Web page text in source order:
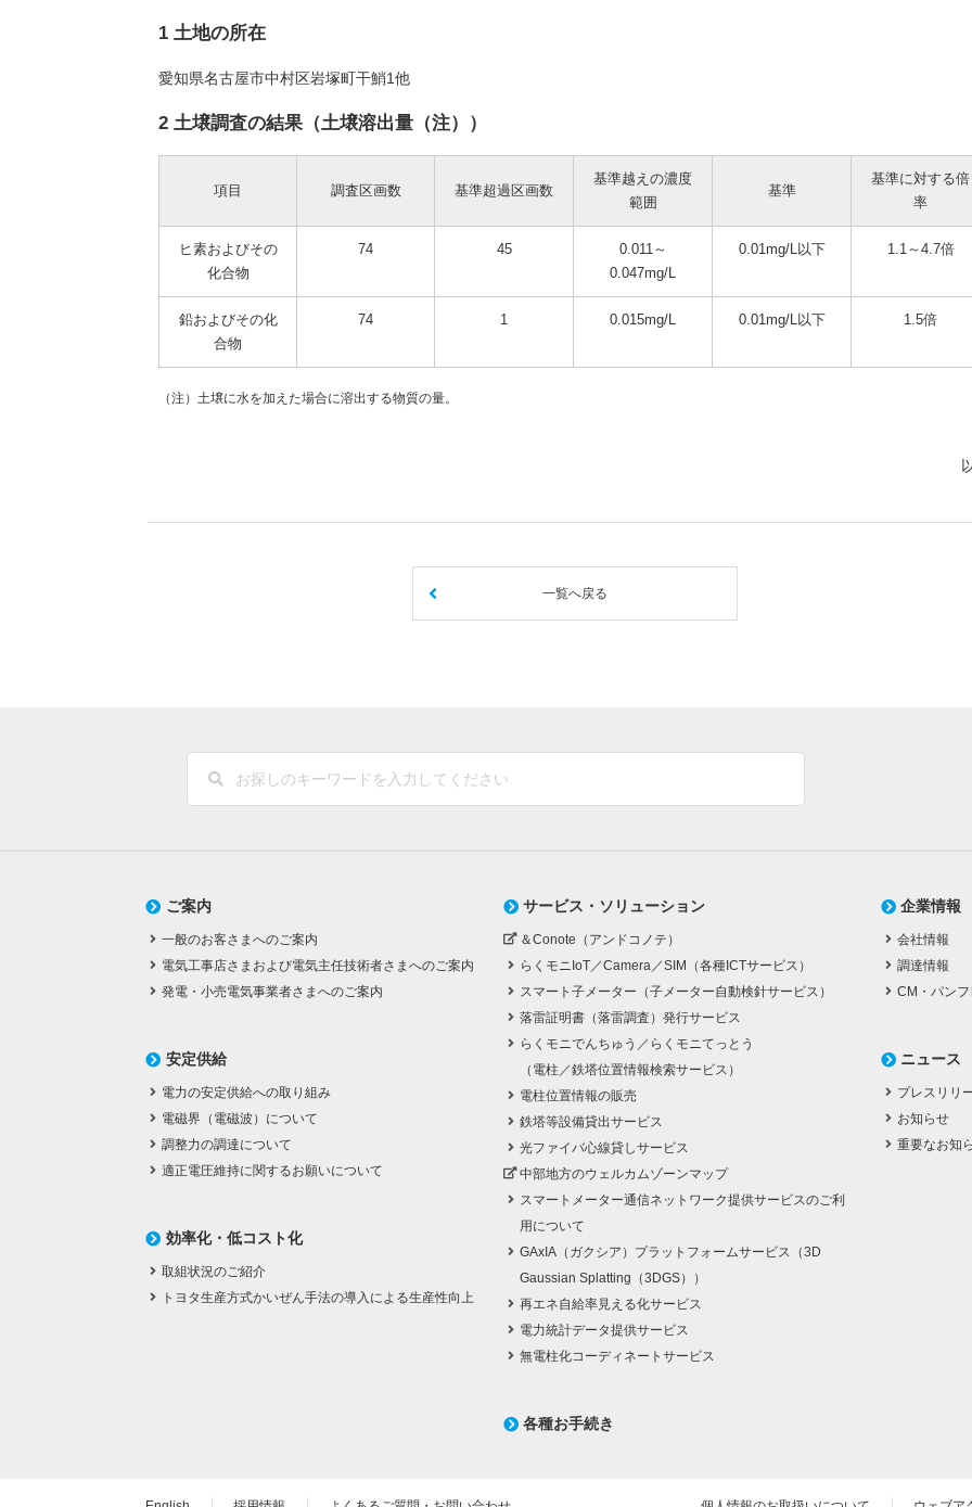
1 土地の所在
愛知県名古屋市中村区岩塚町干鮹1他
2 土壌調査の結果（土壌溶出量（注））
項目 調査区画数 基準超過区画数
基準越えの濃度
範囲
基準
基準に対する倍
率
ヒ素およびその
化合物
74 45
0.011～
0.047mg/L
0.01mg/L以下 1.1～4.7倍
鉛およびその化
合物
74 1 0.015mg/L 0.01mg/L以下 1.5倍
（注）土壌に水を加えた場合に溶出する物質の量。
一覧へ戻る
ご案内
一般のお客さまへのご案内
電気工事店さまおよび電気主任技術者さまへのご案内
発電・小売電気事業者さまへのご案内
安定供給
電力の安定供給への取り組み
電磁界（電磁波）について
調整力の調達について
適正電圧維持に関するお願いについて
効率化・低コスト化
取組状況のご紹介
トヨタ生産方式かいぜん手法の導入による生産性向上
サービス・ソリューション
＆Conote（アンドコノテ）
らくモニIoT／Camera／SIM（各種ICTサービス）
スマート子メーター（子メーター自動検針サービス）
落雷証明書（落雷調査）発行サービス
らくモニでんちゅう／らくモニてっとう
（電柱／鉄塔位置情報検索サービス）
電柱位置情報の販売
鉄塔等設備貸出サービス
光ファイバ心線貸しサービス
中部地方のウェルカムゾーンマップ
スマートメーター通信ネットワーク提供サービスのご利
用について
GAxIA（ガクシア）プラットフォームサービス（3D
Gaussian Splatting（3DGS））
再エネ自給率見える化サービス
電力統計データ提供サービス
無電柱化コーディネートサービス
各種お手続き
企業情報
会社情報
調達情報
CM・パン
ニュース
プレスリリ
お知らせ
重要なお知